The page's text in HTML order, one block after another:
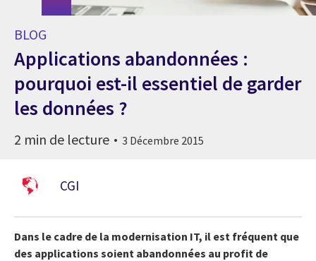
BLOG
Applications abandonnées :
pourquoi est-il essentiel de garder
les données ?
2 min de lecture 3 Décembre 2015
CGI
Dans le cadre de la modernisation IT, il est fréquent que
des applications soient abandonnées au profit de